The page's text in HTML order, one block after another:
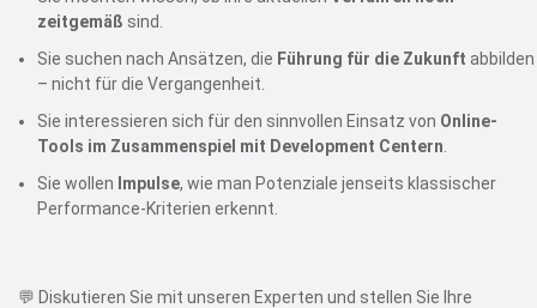
zeitgemäß sind.
Sie suchen nach Ansätzen, die Führung für die Zukunft abbilden
– nicht für die Vergangenheit.
Sie interessieren sich für den sinnvollen Einsatz von Online-
Tools im Zusammenspiel mit Development Centern
Sie wollen Impulse, wie man Potenziale jenseits klassischer
Performance-Kriterien erkennt.
💬 Diskutieren Sie mit unseren Experten und stellen Sie Ihre